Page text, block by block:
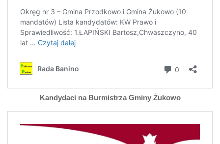
Kandydaci na Burmistrza Gminy Żukowo